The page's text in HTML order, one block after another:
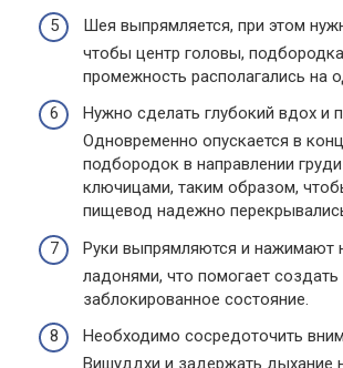
Шея выпрямляется, при этом
чтобы центр головы,
промежность располагались на
Нужно сделать глубокий вдох и
Одновременно опускается в
подбородок в направлении
ключицами, таким образом,
пищевод надежно
Руки выпрямляются и нажимают
ладонями, что помогает создать
заблокированное состояние.
Необходимо сосредоточить
Вишуддхи и задержать дыхание